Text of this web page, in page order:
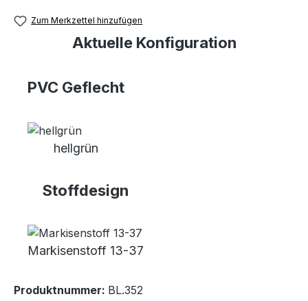
Zum Merkzettel hinzufügen
Aktuelle Konfiguration
PVC Geflecht
hellgrün
Stoffdesign
Markisenstoff 13-37
Produktnummer: BL.352